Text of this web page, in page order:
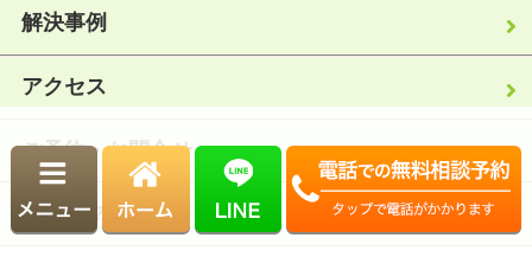
解決事例
アクセス
ご予約・お問合せ
サイトマップ